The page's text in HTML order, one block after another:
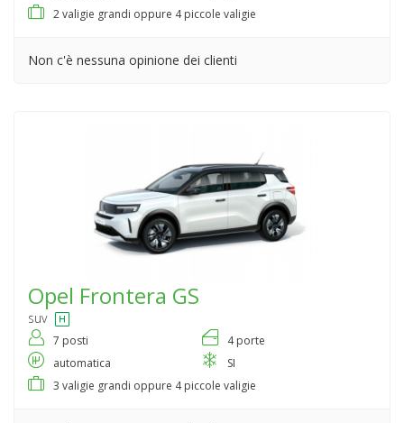
2 valigie grandi oppure 4 piccole valigie
Non c'è nessuna opinione dei clienti
Opel Frontera GS
suv
7 posti
4 porte
automatica
SI
3 valigie grandi oppure 4 piccole valigie